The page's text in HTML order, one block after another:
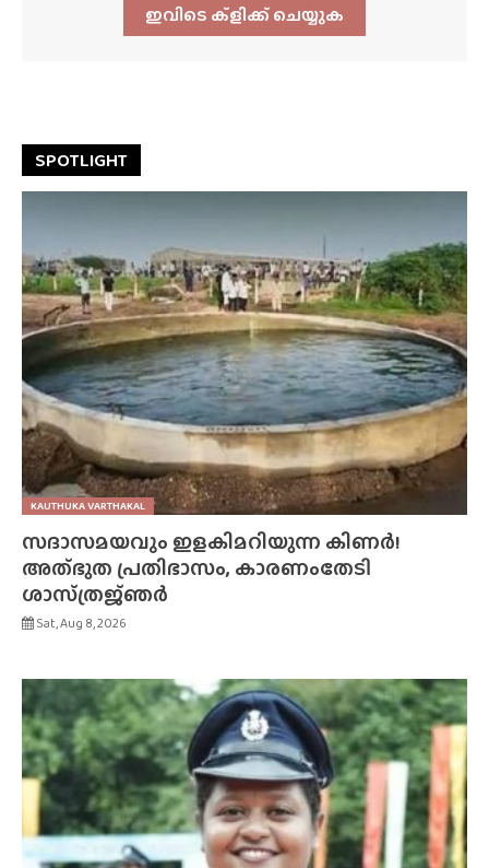
ഇവിടെ ക്ളിക്ക്‌ ചെയ്യുക
SPOTLIGHT
KAUTHUKA VARTHAKAL
സദാസമയവും ഇളകിമറിയുന്ന കിണർ!
അത്‌ഭുത പ്രതിഭാസം, കാരണംതേടി
ശാസ്‌ത്രജ്‌ഞർ
Sat, Aug 8, 2026